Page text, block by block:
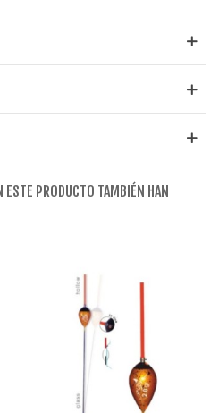
PRODUCTO TAMBIÉN HAN